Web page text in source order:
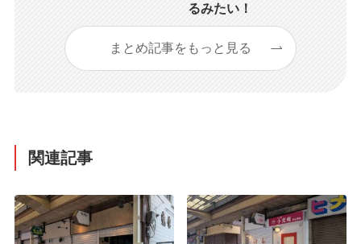
るみたい！
まとめ記事をもっと見る
関連記事